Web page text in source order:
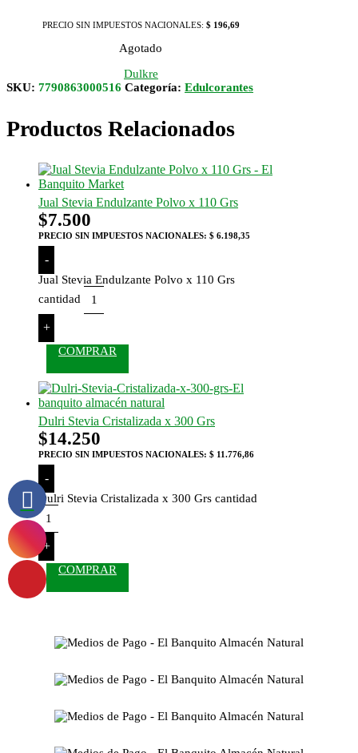
PRECIO SIN IMPUESTOS NACIONALES: $ 196,69
Agotado
Dulkre
SKU: 7790863000516 Categoría: Edulcorantes
Productos Relacionados
Jual Stevia Endulzante Polvo x 110 Grs
$7.500
PRECIO SIN IMPUESTOS NACIONALES: $ 6.198,35
-
Jual Stevia Endulzante Polvo x 110 Grs
cantidad
+
COMPRAR
Dulri Stevia Cristalizada x 300 Grs
$14.250
PRECIO SIN IMPUESTOS NACIONALES: $ 11.776,86
-
Dulri Stevia Cristalizada x 300 Grs cantidad
+
COMPRAR